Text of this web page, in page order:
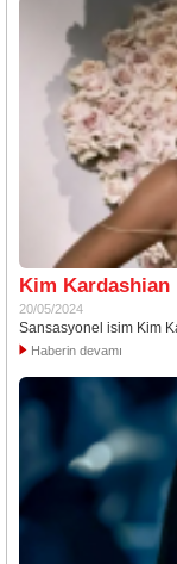
Kim Kardashian
20/05/2024
Sansasyonel isim Kim
Haberin devamı